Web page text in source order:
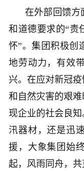
在外部回馈方
和道德要求的“责
怀”。集团积极创
地劳动力，有效
兴。在应对新冠
和自然灾害的艰
现企业的社会良
汛器材，还是迅
援，大象集团始
起，风雨同舟，